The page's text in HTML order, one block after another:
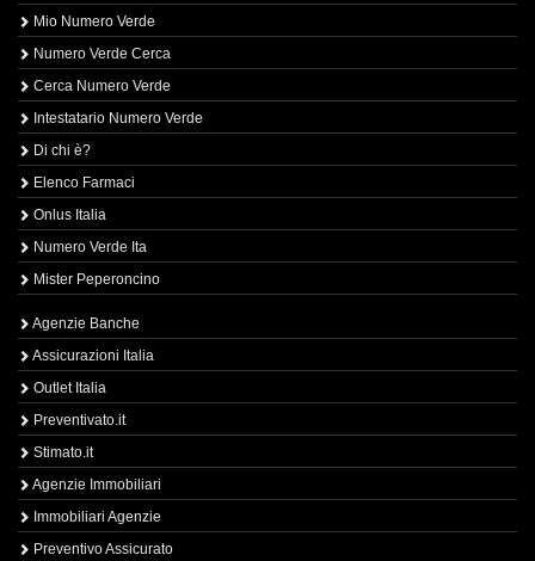
Mio Numero Verde
Numero Verde Cerca
Cerca Numero Verde
Intestatario Numero Verde
Di chi è?
Elenco Farmaci
Onlus Italia
Numero Verde Ita
Mister Peperoncino
Agenzie Banche
Assicurazioni Italia
Outlet Italia
Preventivato.it
Stimato.it
Agenzie Immobiliari
Immobiliari Agenzie
Preventivo Assicurato